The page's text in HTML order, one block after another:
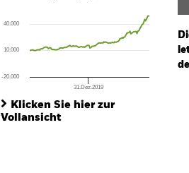
The chart has 1 X axis displaying Time.
The chart has 1 Y axis displaying values.
31.Dez.2019
-20.000
10.000
40.000
Klicken Sie hier zur
Vollansicht